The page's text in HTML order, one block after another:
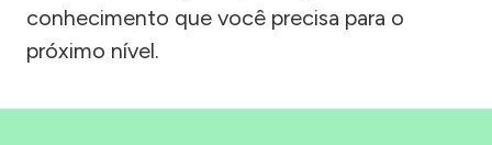
conhecimento que você precisa para o
próximo nível.